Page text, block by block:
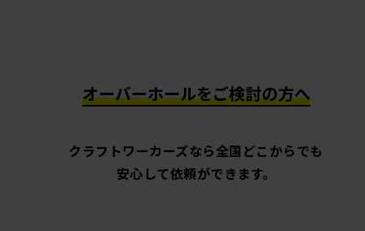
オーバーホールをご検討の方へ
クラフトワーカーズなら全国どこからでも
安心して依頼ができます。